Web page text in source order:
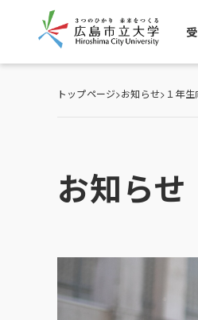
トップページ>お知らせ> １年
お知らせ